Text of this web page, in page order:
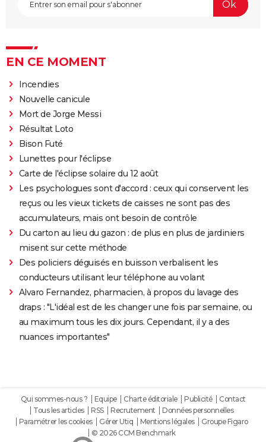
EN CE MOMENT
Incendies
Nouvelle canicule
Mort de Jorge Messi
Résultat Loto
Bison Futé
Lunettes pour l'éclipse
Carte de l'éclipse solaire du 12 août
Les psychologues sont d'accord : ceux qui conservent les
reçus ou les vieux tickets de caisses ne sont pas des
accumulateurs, mais ont besoin de contrôle
Du carton au lieu du gazon : de plus en plus de jardiniers
misent sur cette méthode
Des policiers déguisés en buisson verbalisent les
conducteurs utilisant leur téléphone au volant
Alvaro Fernandez, pharmacien, à propos du lavage des
draps : "L'idéal est de les changer une fois par semaine, ou
au maximum tous les dix jours. Cependant, il y a des
nuances importantes"
Qui sommes-nous ? Equipe Charte éditoriale Publicité
Contact
Tous les articles
RSS Recrutement
Données personnelles
Paramétrer les cookies
Gérer Utiq Mentions légales
Groupe Figaro
© 2026 CCM Benchmark